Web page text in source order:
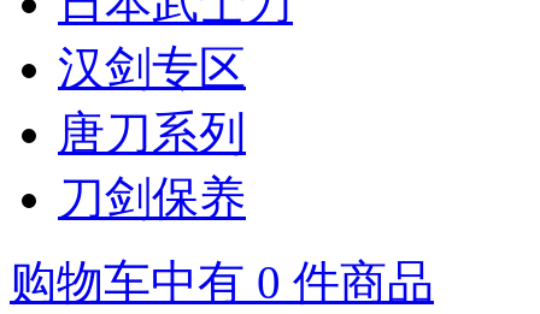
汉剑专区
唐刀系列
刀剑保养
购物车中有 0 件商品